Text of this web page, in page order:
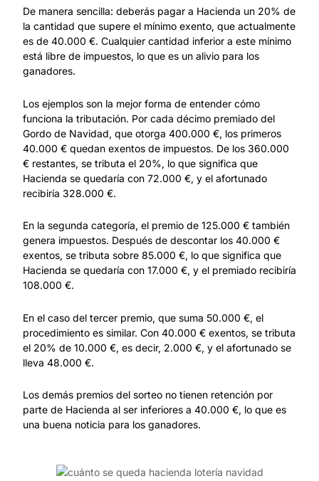
De manera sencilla: deberás pagar a Hacienda un 20% de
la cantidad que supere el mínimo exento, que actualmente
es de 40.000 €. Cualquier cantidad inferior a este mínimo
está libre de impuestos, lo que es un alivio para los
ganadores.
Los ejemplos son la mejor forma de entender cómo
funciona la tributación. Por cada décimo premiado del
Gordo de Navidad, que otorga 400.000 €, los primeros
40.000 € quedan exentos de impuestos. De los 360.000
€ restantes, se tributa el 20%, lo que significa que
Hacienda se quedaría con 72.000 €, y el afortunado
recibiría 328.000 €.
En la segunda categoría, el premio de 125.000 € también
genera impuestos. Después de descontar los 40.000 €
exentos, se tributa sobre 85.000 €, lo que significa que
Hacienda se quedaría con 17.000 €, y el premiado recibiría
108.000 €.
En el caso del tercer premio, que suma 50.000 €, el
procedimiento es similar. Con 40.000 € exentos, se tributa
el 20% de 10.000 €, es decir, 2.000 €, y el afortunado se
lleva 48.000 €.
Los demás premios del sorteo no tienen retención por
parte de Hacienda al ser inferiores a 40.000 €, lo que es
una buena noticia para los ganadores.